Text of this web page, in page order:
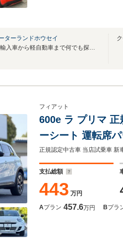
ターランドホウセイ
BYD AUTO 郡山 ☆輸入車から軽自動車まで何でも探せる!!☆ホウセイグループ
フィアット
600e ラ プリマ
ーシート 運転席
パワーテールゲー
支払総額
443 万円
Aプラン 457.6万円 Bプラ